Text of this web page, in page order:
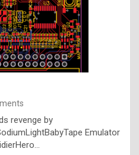
p
h
o
n
y
l
e
revenge by
Emulator